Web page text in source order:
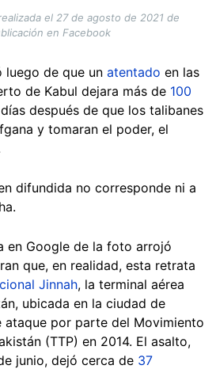
el 27 de agosto de 2021 de
en Facebook
luego de que un atentado en las
de Kabul dejara más de 100
días después de que los talibanes
y tomaran el poder, el
difundida no corresponde ni a
en Google de la foto arrojó
que, en realidad, esta retrata
Jinnah, la terminal aérea
ubicada en la ciudad de
ataque por parte del Movimiento
(TTP) en 2014. El asalto,
junio, dejó cerca de 37